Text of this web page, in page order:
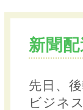
新聞
先日、
ビジネ